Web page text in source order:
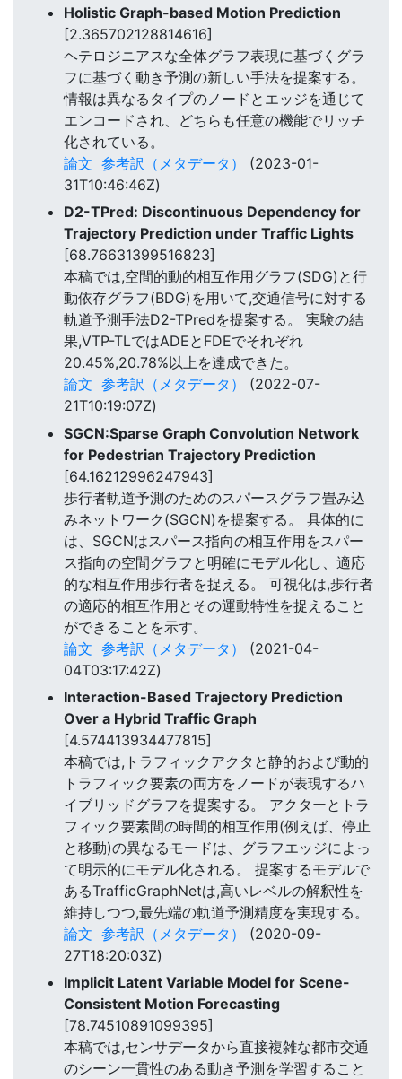
Holistic Graph-based Motion Prediction
[2.365702128814616]
ヘテロジニアスな全体グラフ表現に基づくグラ
フに基づく動き予測の新しい手法を提案する。
情報は異なるタイプのノードとエッジを通じて
エンコードされ、どちらも任意の機能でリッチ
化されている。
論文 参考訳（メタデータ）
(2023-01-
31T10:46:46Z)
D2-TPred: Discontinuous Dependency for
Trajectory Prediction under Traffic Lights
[68.76631399516823]
本稿では,空間的動的相互作用グラフ(SDG)と行
動依存グラフ(BDG)を用いて,交通信号に対する
軌道予測手法D2-TPredを提案する。 実験の結
果,VTP-TLではADEとFDEでそれぞれ
20.45%,20.78%以上を達成できた。
論文 参考訳（メタデータ）
(2022-07-
21T10:19:07Z)
SGCN:Sparse Graph Convolution Network
for Pedestrian Trajectory Prediction
[64.16212996247943]
歩行者軌道予測のためのスパースグラフ畳み込
みネットワーク(SGCN)を提案する。 具体的に
は、SGCNはスパース指向の相互作用をスパー
ス指向の空間グラフと明確にモデル化し、適応
的な相互作用歩行者を捉える。 可視化は,歩行者
の適応的相互作用とその運動特性を捉えること
ができることを示す。
論文 参考訳（メタデータ）
(2021-04-
04T03:17:42Z)
Interaction-Based Trajectory Prediction
Over a Hybrid Traffic Graph
[4.574413934477815]
本稿では,トラフィックアクタと静的および動的
トラフィック要素の両方をノードが表現するハ
イブリッドグラフを提案する。 アクターとトラ
フィック要素間の時間的相互作用(例えば、停止
と移動)の異なるモードは、グラフエッジによっ
て明示的にモデル化される。 提案するモデルで
あるTrafficGraphNetは,高いレベルの解釈性を
維持しつつ,最先端の軌道予測精度を実現する。
論文 参考訳（メタデータ）
(2020-09-
27T18:20:03Z)
Implicit Latent Variable Model for Scene-
Consistent Motion Forecasting
[78.74510891099395]
本稿では,センサデータから直接複雑な都市交通
のシーン一貫性のある動き予測を学習すること